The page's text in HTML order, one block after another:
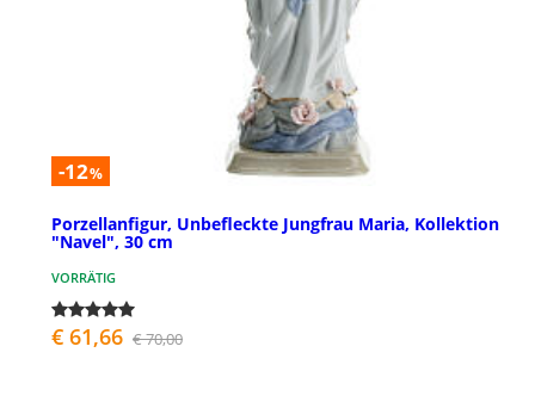
-12%
Porzellanfigur, Unbefleckte Jungfrau Maria, Kollektion
"Navel", 30 cm
VORRÄTIG
€ 61,66 € 70,00